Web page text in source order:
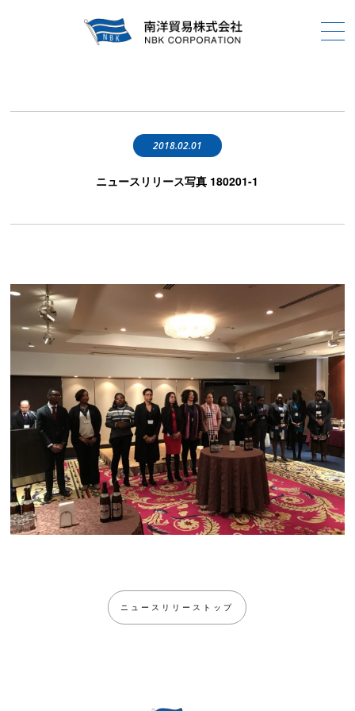
2018.02.01
ニュースリリース写真 180201-1
ニュースリリーストップ